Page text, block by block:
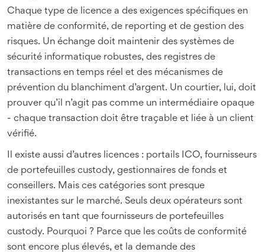
Chaque type de licence a des exigences spécifiques en
matière de conformité, de reporting et de gestion des
risques. Un échange doit maintenir des systèmes de
sécurité informatique robustes, des registres de
transactions en temps réel et des mécanismes de
prévention du blanchiment d’argent. Un courtier, lui, doit
prouver qu’il n’agit pas comme un intermédiaire opaque
- chaque transaction doit être traçable et liée à un client
vérifié.
Il existe aussi d’autres licences : portails ICO, fournisseurs
de portefeuilles custody, gestionnaires de fonds et
conseillers. Mais ces catégories sont presque
inexistantes sur le marché. Seuls deux opérateurs sont
autorisés en tant que fournisseurs de portefeuilles
custody. Pourquoi ? Parce que les coûts de conformité
sont encore plus élevés, et la demande des